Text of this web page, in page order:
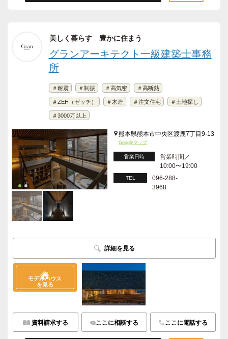
美しく暮らす 豊かに住まう
グランアーキテクト一級建築士事務
所
＃耐震 ＃制振 ＃高気密 ＃高断熱
＃ZEH（ゼッチ） ＃木造 ＃注文住宅 ＃土地探し
＃3000万以上
熊本県熊本市中央区渡鹿7丁目9-13
Googleマップ
営業日時
営業時間／
10:00〜19:00
TEL
096-288-
3968
詳細を見る
モデルハウス
を見る
資料請求する ここに相談する ここに電話する